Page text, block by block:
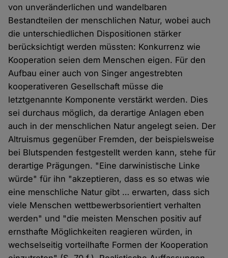
von unveränderlichen und wandelbaren
Bestandteilen der menschlichen Natur, wobei auch
die unterschiedlichen Dispositionen stärker
berücksichtigt werden müssten: Konkurrenz wie
Kooperation seien dem Menschen eigen. Für den
Aufbau einer auch von Singer angestrebten
kooperativeren Gesellschaft müsse die
letztgenannte Komponente verstärkt werden. Dies
sei durchaus möglich, da derartige Anlagen eben
auch in der menschlichen Natur angelegt seien. Der
Altruismus gegenüber Fremden, der beispielsweise
bei Blutspenden festgestellt werden kann, stehe für
derartige Prägungen. "Eine darwinistische Linke
würde" für ihn "akzeptieren, dass es so etwas wie
eine menschliche Natur gibt … erwarten, dass sich
viele Menschen wettbewerbsorientiert verhalten
werden" und "die meisten Menschen positiv auf
ernsthafte Möglichkeiten reagieren würden, in
wechselseitig vorteilhafte Formen der Kooperation